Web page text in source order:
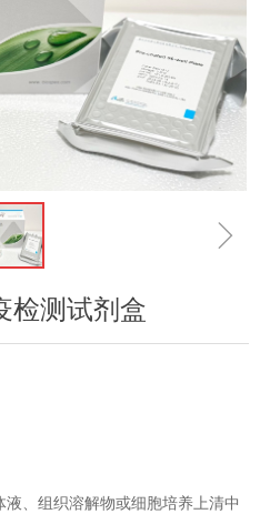
ꁇ
检测试剂盒
、组织溶解物或细胞培养上清中